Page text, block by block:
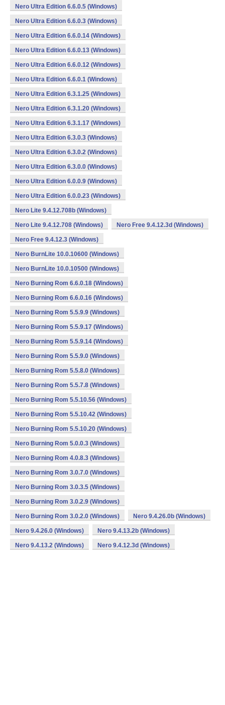
Nero Ultra Edition 6.6.0.5 (Windows)
Nero Ultra Edition 6.6.0.3 (Windows)
Nero Ultra Edition 6.6.0.14 (Windows)
Nero Ultra Edition 6.6.0.13 (Windows)
Nero Ultra Edition 6.6.0.12 (Windows)
Nero Ultra Edition 6.6.0.1 (Windows)
Nero Ultra Edition 6.3.1.25 (Windows)
Nero Ultra Edition 6.3.1.20 (Windows)
Nero Ultra Edition 6.3.1.17 (Windows)
Nero Ultra Edition 6.3.0.3 (Windows)
Nero Ultra Edition 6.3.0.2 (Windows)
Nero Ultra Edition 6.3.0.0 (Windows)
Nero Ultra Edition 6.0.0.9 (Windows)
Nero Ultra Edition 6.0.0.23 (Windows)
Nero Lite 9.4.12.708b (Windows)
Nero Lite 9.4.12.708 (Windows) Nero Free 9.4.12.3d (Windows)
Nero Free 9.4.12.3 (Windows)
Nero BurnLite 10.0.10600 (Windows)
Nero BurnLite 10.0.10500 (Windows)
Nero Burning Rom 6.6.0.18 (Windows)
Nero Burning Rom 6.6.0.16 (Windows)
Nero Burning Rom 5.5.9.9 (Windows)
Nero Burning Rom 5.5.9.17 (Windows)
Nero Burning Rom 5.5.9.14 (Windows)
Nero Burning Rom 5.5.9.0 (Windows)
Nero Burning Rom 5.5.8.0 (Windows)
Nero Burning Rom 5.5.7.8 (Windows)
Nero Burning Rom 5.5.10.56 (Windows)
Nero Burning Rom 5.5.10.42 (Windows)
Nero Burning Rom 5.5.10.20 (Windows)
Nero Burning Rom 5.0.0.3 (Windows)
Nero Burning Rom 4.0.8.3 (Windows)
Nero Burning Rom 3.0.7.0 (Windows)
Nero Burning Rom 3.0.3.5 (Windows)
Nero Burning Rom 3.0.2.9 (Windows)
Nero Burning Rom 3.0.2.0 (Windows) Nero 9.4.26.0b (Windows)
Nero 9.4.26.0 (Windows) Nero 9.4.13.2b (Windows)
Nero 9.4.13.2 (Windows) Nero 9.4.12.3d (Windows)